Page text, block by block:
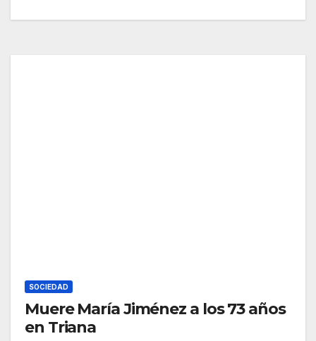
SOCIEDAD
Muere María Jiménez a los 73 años
en Triana